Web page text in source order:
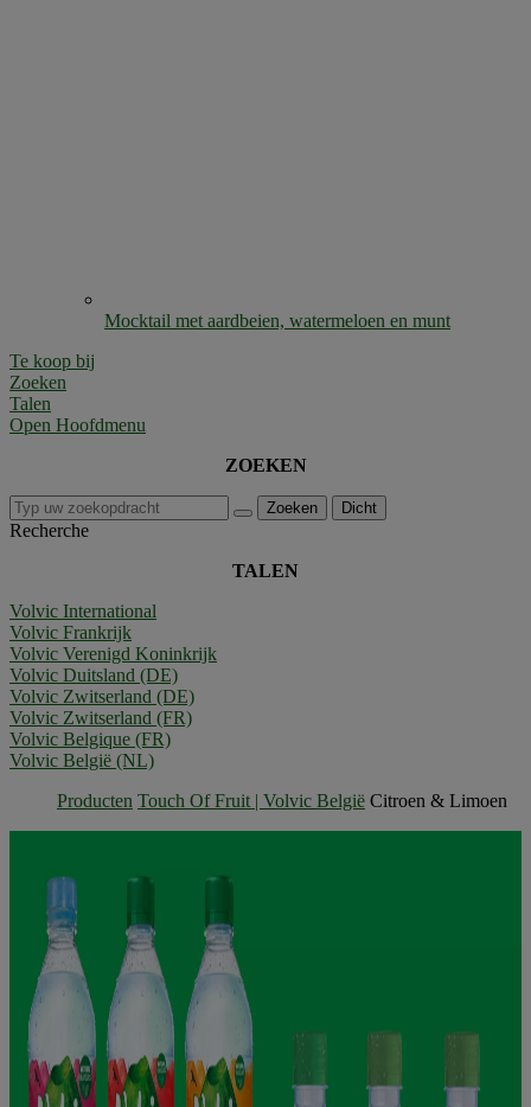
Mocktail met aardbeien, watermeloen en munt
Te koop bij
Zoeken
Talen
Open Hoofdmenu
ZOEKEN
Zoeken Dicht
Recherche
TALEN
Volvic International
Volvic Frankrijk
Volvic Verenigd Koninkrijk
Volvic Duitsland (DE)
Volvic Zwitserland (DE)
Volvic Zwitserland (FR)
Volvic Belgique (FR)
Volvic België (NL)
Producten Touch Of Fruit | Volvic België Citroen & Limoen